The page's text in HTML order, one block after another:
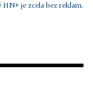
HN+ je zcela bez reklam.